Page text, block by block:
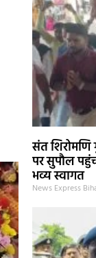
संत शिरोमणि
पर सुपौल
भव्य स्वागत
News Express